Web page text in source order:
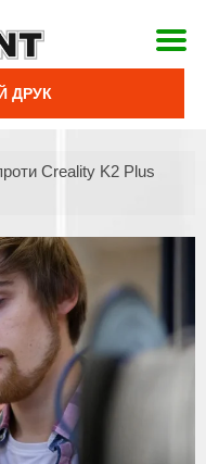
ДРУК
Creality K2 Plus